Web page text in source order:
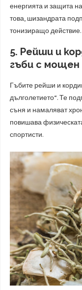
енергията и защита
това, шизандрата
тонизиращо действие.
5. Рейши и
гъби с
Гъбите рейши и
дълголетието“. Те
съня и намаляват
повишава
спортисти.